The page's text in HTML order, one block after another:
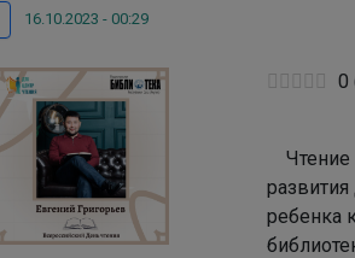
16.10.2023 - 00:29
0
Чтение
ребенка